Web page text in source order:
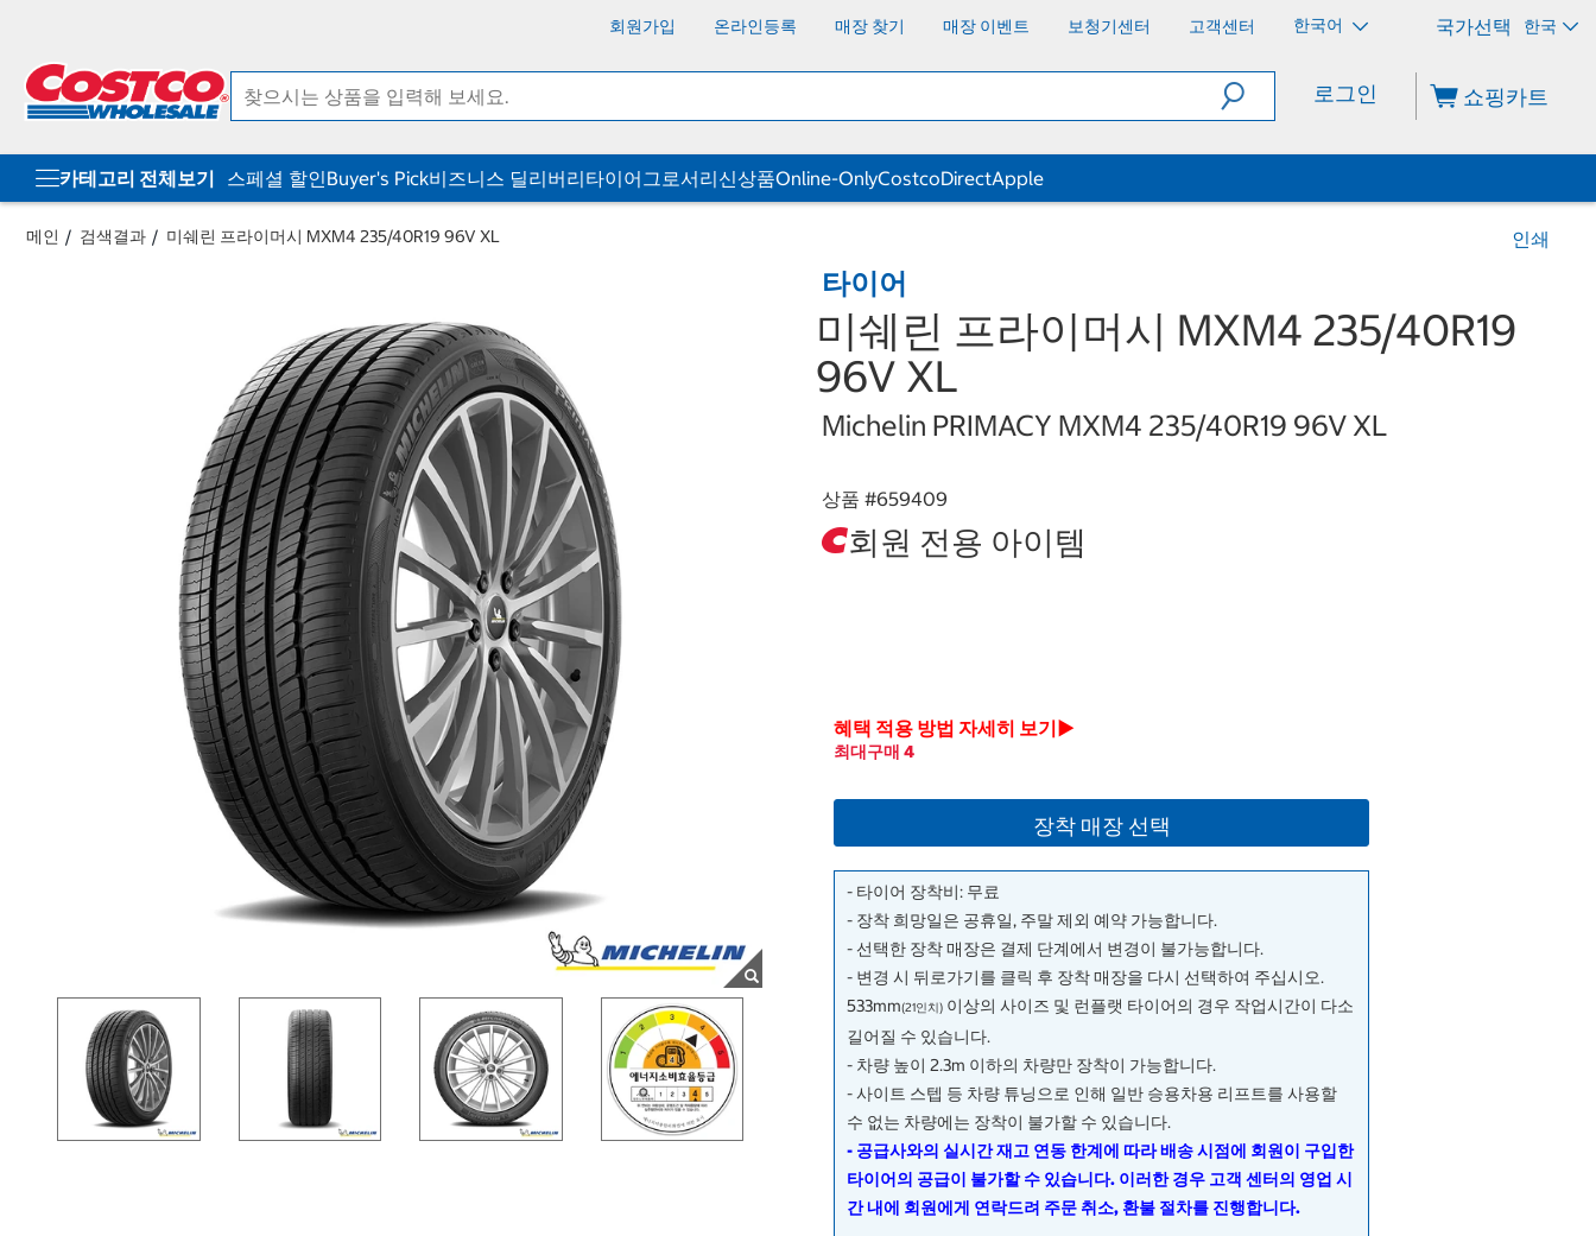
회원가입 온라인등록 매장 찾기 매장 이벤트 보청기센터 고객센터 한국어 한국
로그인 쇼핑카트
카테고리 전체보기 스페셜 할인Buyer's Pick비즈니스 딜리버리타이어그로서리신상품Online-OnlyCostcoDirectApple
메인 검색결과 미쉐린 프라이머시 MXM4 235/40R19 96V XL 인쇄
타이어
미쉐린 프라이머시 MXM4 235/40R19
96V XL
Michelin PRIMACY MXM4 235/40R19 96V XL
상품 #659409
회원 전용 아이템
혜택 적용 방법 자세히 보기▶
최대구매 4
장착 매장 선택
- 타이어 장착비: 무료
- 장착 희망일은 공휴일, 주말 제외 예약 가능합니다.
- 선택한 장착 매장은 결제 단계에서 변경이 불가능합니다.
- 변경 시 뒤로가기를 클릭 후 장착 매장을 다시 선택하여 주십시오.
533mm(21인치) 이상의 사이즈 및 런플랫 타이어의 경우 작업시간이 다소
길어질 수 있습니다.
- 차량 높이 2.3m 이하의 차량만 장착이 가능합니다.
- 사이트 스텝 등 차량 튜닝으로 인해 일반 승용차용 리프트를 사용할
수 없는 차량에는 장착이 불가할 수 있습니다.
- 공급사와의 실시간 재고 연동 한계에 따라 배송 시점에 회원이 구입한
타이어의 공급이 불가할 수 있습니다. 이러한 경우 고객 센터의 영업 시
간 내에 회원에게 연락드려 주문 취소, 환불 절차를 진행합니다.